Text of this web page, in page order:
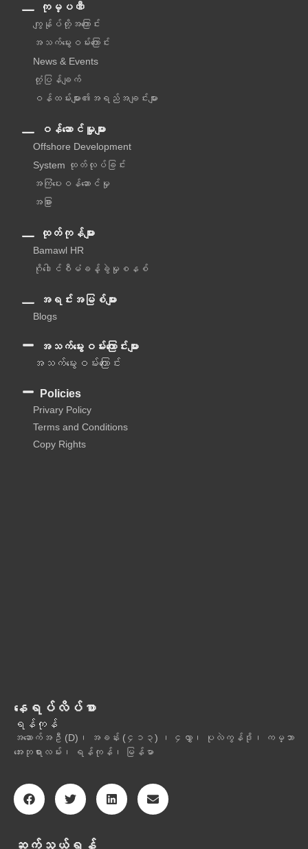
ကုမ္ပဏီ
ကျွန်ုပ်တို့အကြောင်း
အသက်မွေးဝမ်းကြောင်း
News & Events
တုံ့ပြန်ချက်
ဝန်ထမ်းများ၏အရည်အချင်းများ
ဝန်ဆောင်မှူများ
Offshore Development
System ထုတ်လုပ်ခြင်း
အကြံပေးဝန်ဆောင်မှု‌
အခြား
ထုတ်ကုန်များ
Bamawl HR
ဂိုဒေါင်စီမံခန့်ခွဲမှုစနစ်
အရင်းအမြစ်များ
Blogs
အသက်မွေးဝမ်းကြောင်းများ
အသက်မွေးဝမ်းကြောင်း
Policies
Privary Policy
Terms and Conditions
Copy Rights
နေရပ်လိပ်စာ
ရန်ကုန်
အဆောက်အဦ (D)၊ အခန်း (၄၁၃) ၊ ၄လွှာ၊ ပုလဲကွန်ဒို၊ ကမ္ဘာ
အေးဘုရားလမ်း၊ ရန်ကုန်၊ မြန်မာ
ဆက်သွယ်ရန်